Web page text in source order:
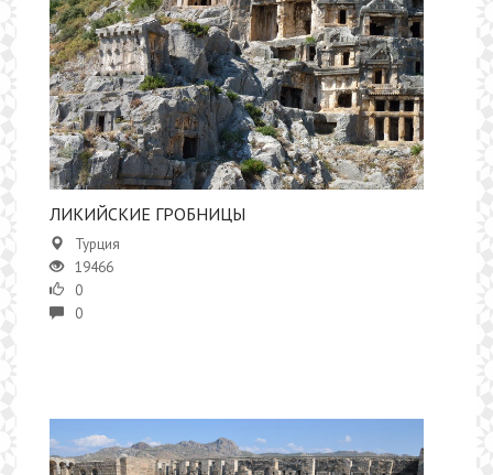
ЛИКИЙСКИЕ ГРОБНИЦЫ
Турция
19466
0
0